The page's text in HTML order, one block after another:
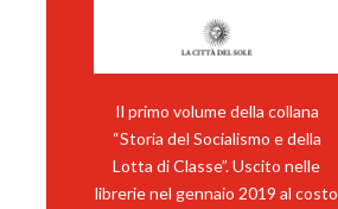
Il primo volume della collana
“Storia del Socialismo e della
Lotta di Classe”. Uscito nelle
librerie nel gennaio 2019 al costo